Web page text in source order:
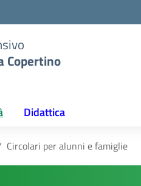
Copertino
Didattica
Circolari per alunni e famiglie